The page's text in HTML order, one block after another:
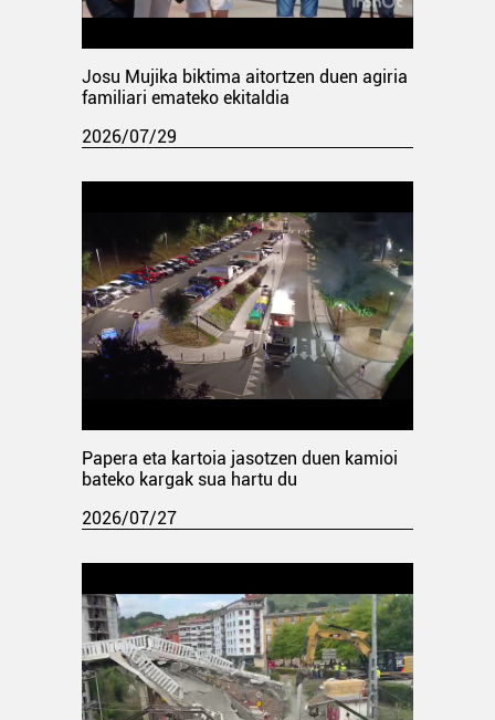
Josu Mujika biktima aitortzen duen agiria
familiari emateko ekitaldia
2026/07/29
Papera eta kartoia jasotzen duen kamioi
bateko kargak sua hartu du
2026/07/27